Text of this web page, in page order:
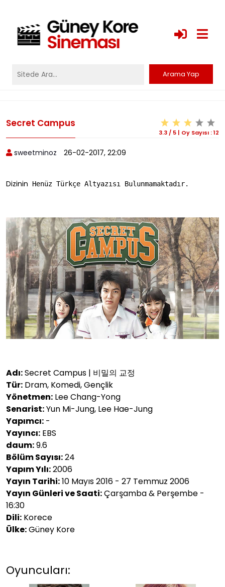
Secret Campus
3.3 / 5 | Oy Sayısı :12
sweetminoz 26-02-2017, 22:09
Dizinin Henüz Türkçe Altyazısı Bulunmamaktadır.
Adı:Secret Campus | 비밀의 교정
Tür: Dram, Komedi, Gençlik
Yönetmen: Lee Chang-Yong
Senarist:Yun Mi-Jung, Lee Hae-Jung
Yapımcı: -
Yayıncı: EBS
daum:9.6
Bölüm Sayısı:24
Yapım Yılı:2006
Yayın Tarihi:10 Mayıs 2016 - 27 Temmuz 2006
Yayın Günleri ve Saati:Çarşamba & Perşembe -
16:30
Dili: Korece
Ülke:Güney Kore
Oyuncuları: